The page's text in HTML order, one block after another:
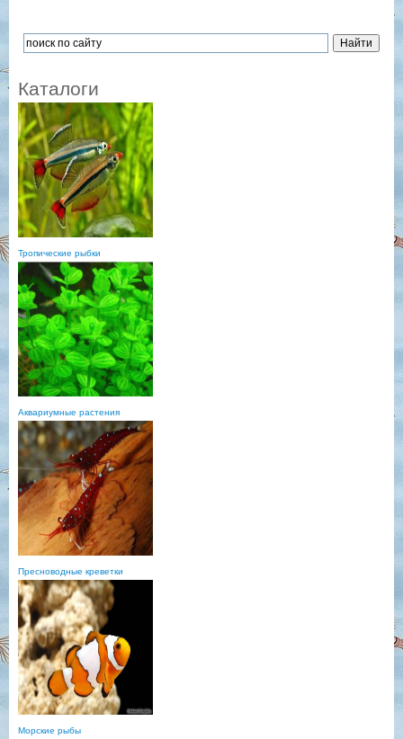
Каталоги
Тропические рыбки
Аквариумные растения
Пресноводные креветки
Морские рыбы